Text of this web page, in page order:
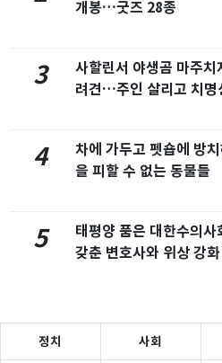
개봉…굿즈 28종
3
사할린서 야생곰 마주치
려견…주인 살리고 치명
4
차에 가두고 펫숍에 방
을 피할 수 없는 동물들
5
태평양 품은 대한수의
갖춘 변호사와 위상 강
정치 사회